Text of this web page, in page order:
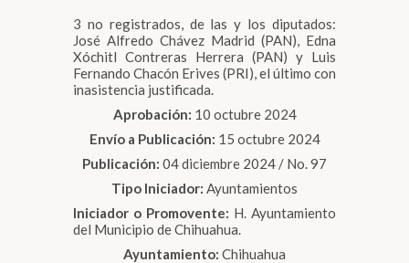
3 no registrados, de las y los diputados:
José Alfredo Chávez Madrid (PAN), Edna
Xóchitl Contreras Herrera (PAN) y Luis
Fernando Chacón Erives (PRI), el último con
inasistencia justificada.
Aprobación: 10 octubre 2024
Envío a Publicación: 15 octubre 2024
Publicación: 04 diciembre 2024 / No. 97
Tipo Iniciador: Ayuntamientos
Iniciador o Promovente: H. Ayuntamiento
del Municipio de Chihuahua.
Ayuntamiento: Chihuahua